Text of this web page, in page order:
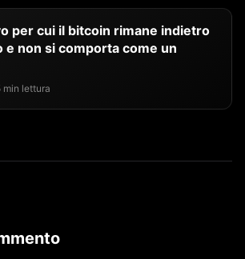
per cui il bitcoin rimane indietro
e non si comporta come un
min lettura